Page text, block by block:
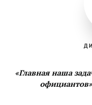
«Главная наша